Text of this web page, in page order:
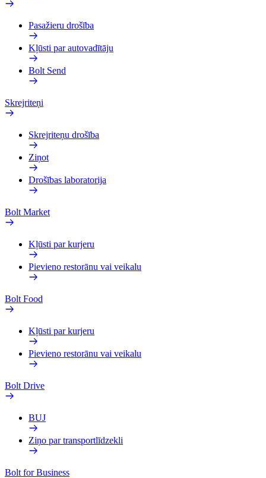
Pasažieru drošība
Kļūsti par autovadītāju
Bolt Send
Skrejriteņi
Skrejriteņu drošība
Ziņot
Drošības laboratorija
Bolt Market
Kļūsti par kurjeru
Pievieno restorānu vai veikalu
Bolt Food
Kļūsti par kurjeru
Pievieno restorānu vai veikalu
Bolt Drive
BUJ
Ziņo par transportlīdzekli
Bolt for Business